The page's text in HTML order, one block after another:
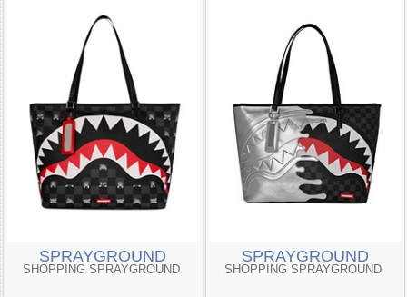
SPRAYGROUND
SHOPPING SPRAYGROUND
SPRAYGROUND
SHOPPING SPRAYGROUND